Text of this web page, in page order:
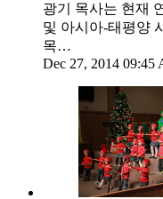
광기 목사는 현재
및 아시아-태평양
목…
Dec 27, 2014 09:45